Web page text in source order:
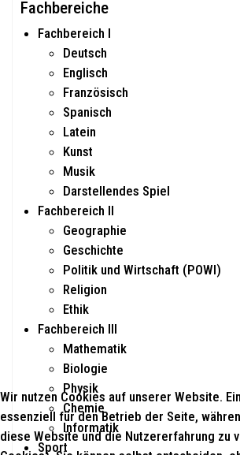
Fachbereiche
Fachbereich I
Deutsch
Englisch
Französisch
Spanisch
Latein
Kunst
Musik
Darstellendes Spiel
Fachbereich II
Geographie
Geschichte
Politik und Wirtschaft (POWI)
Religion
Ethik
Fachbereich III
Mathematik
Biologie
Physik
Chemie
Informatik
Sport
Wir nutzen Cookies auf unserer Website.
essenziell für den Betrieb der Seite,
diese Website und die Nutzererfahrung zu